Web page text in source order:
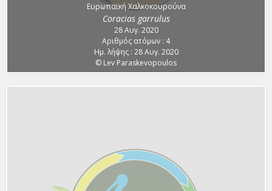
Ευρωπαϊκή Χαλκοκουρούνα
Coracias garrulus
28 Αυγ. 2020
Αριθμός ατόμων : 4
Ημ. λήψης : 28 Αυγ. 2020
© Lev Paraskevopoulos